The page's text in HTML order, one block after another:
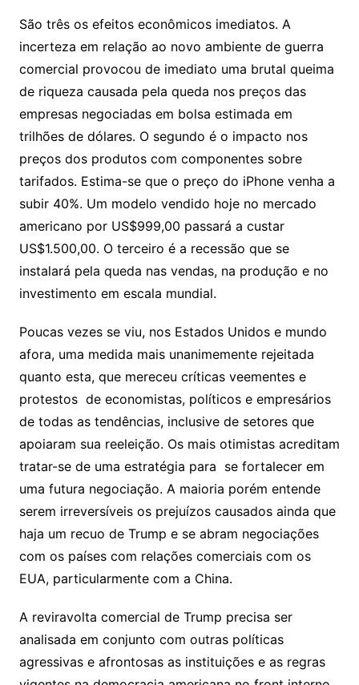
São três os efeitos econômicos imediatos. A
incerteza em relação ao novo ambiente de guerra
comercial provocou de imediato uma brutal queima
de riqueza causada pela queda nos preços das
empresas negociadas em bolsa estimada em
trilhões de dólares. O segundo é o impacto nos
preços dos produtos com componentes sobre
tarifados. Estima-se que o preço do iPhone venha a
subir 40%. Um modelo vendido hoje no mercado
americano por US$999,00 passará a custar
US$1.500,00. O terceiro é a recessão que se
instalará pela queda nas vendas, na produção e no
investimento em escala mundial.
Poucas vezes se viu, nos Estados Unidos e mundo
afora, uma medida mais unanimemente rejeitada
quanto esta, que mereceu críticas veementes e
protestos de economistas, políticos e empresários
de todas as tendências, inclusive de setores que
apoiaram sua reeleição. Os mais otimistas acreditam
tratar-se de uma estratégia para se fortalecer em
uma futura negociação. A maioria porém entende
serem irreversíveis os prejuízos causados ainda que
haja um recuo de Trump e se abram negociações
com os países com relações comerciais com os
EUA, particularmente com a China.
A reviravolta comercial de Trump precisa ser
analisada em conjunto com outras políticas
agressivas e afrontosas as instituições e as regras